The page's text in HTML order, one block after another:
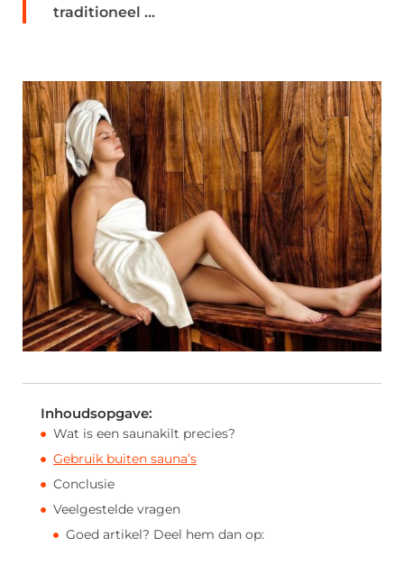
traditioneel ...
Inhoudsopgave:
Wat is een saunakilt precies?
Gebruik buiten sauna’s
Conclusie
Veelgestelde vragen
Goed artikel? Deel hem dan op: